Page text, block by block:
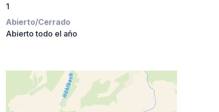
1
Abierto/Cerrado
Abierto todo el año